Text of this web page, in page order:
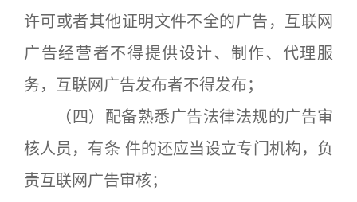
许可或者其他证明文件不全的广告，互联网
广告经营者不得提供设计、制作、代理服
务，互联网广告发布者不得发布；
（四）配备熟悉广告法律法规的广告审
核人员，有条 件的还应当设立专门机构，负
责互联网广告审核；